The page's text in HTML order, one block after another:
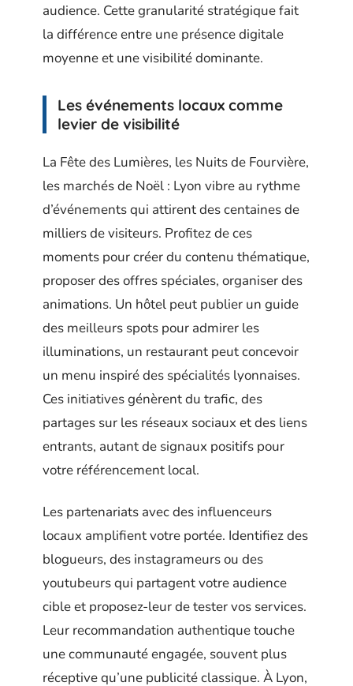
audience. Cette granularité stratégique fait
la différence entre une présence digitale
moyenne et une visibilité dominante.
Les événements locaux comme
levier de visibilité
La Fête des Lumières, les Nuits de Fourvière,
les marchés de Noël : Lyon vibre au rythme
d’événements qui attirent des centaines de
milliers de visiteurs. Profitez de ces
moments pour créer du contenu thématique,
proposer des offres spéciales, organiser des
animations. Un hôtel peut publier un guide
des meilleurs spots pour admirer les
illuminations, un restaurant peut concevoir
un menu inspiré des spécialités lyonnaises.
Ces initiatives génèrent du trafic, des
partages sur les réseaux sociaux et des liens
entrants, autant de signaux positifs pour
votre référencement local.
Les partenariats avec des influenceurs
locaux amplifient votre portée. Identifiez des
blogueurs, des instagrameurs ou des
youtubeurs qui partagent votre audience
cible et proposez-leur de tester vos services.
Leur recommandation authentique touche
une communauté engagée, souvent plus
réceptive qu’une publicité classique. À Lyon,